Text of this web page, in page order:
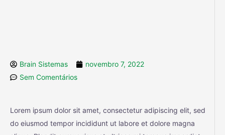
Brain Sistemas
novembro 7, 2022
Sem Comentários
Lorem ipsum dolor sit amet, consectetur adipiscing elit, sed
do eiusmod tempor incididunt ut labore et dolore magna